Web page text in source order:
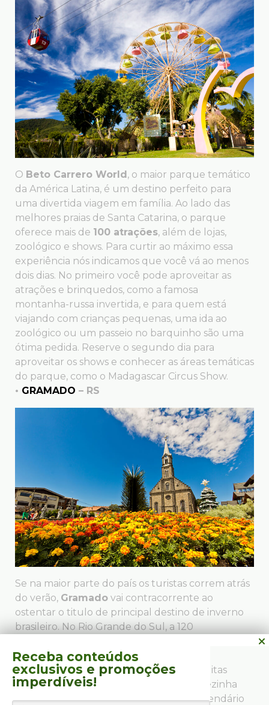
O Beto Carrero World, o maior parque temático
da América Latina, é um destino perfeito para
uma divertida viagem em família. Ao lado das
melhores praias de Santa Catarina, o parque
oferece mais de 100 atrações, além de lojas,
zoológico e shows. Para curtir ao máximo essa
experiência nós indicamos que você vá ao menos
dois dias. No primeiro você pode aproveitar as
atrações e brinquedos, como a famosa
montanha-russa invertida, e para quem está
viajando com crianças pequenas, uma ida ao
zoológico ou um passeio no barquinho são uma
ótima pedida. Reserve o segundo dia para
aproveitar os shows e conhecer as áreas temáticas
do parque, como o Madagascar Circus Show.
• GRAMADO – RS
Se na maior parte do país os turistas correm atrás
do verão, Gramado vai contracorrente ao
ostentar o titulo de principal destino de inverno
brasileiro. No Rio Grande do Sul, a 120
origem europeia muita acentuada,
principalmente na arquitetura, afinal muitas
construções parecem ser de uma cidadezinha
germânica. Alguns dos destaques no calendário
Receba conteúdos
exclusivos e promoções
imperdíveis!